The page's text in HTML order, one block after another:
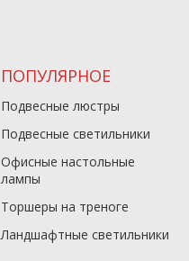
ПОПУЛЯРНОЕ
Подвесные люстры
Подвесные светильники
Офисные настольные
лампы
Торшеры на треноге
Ландшафтные светильники